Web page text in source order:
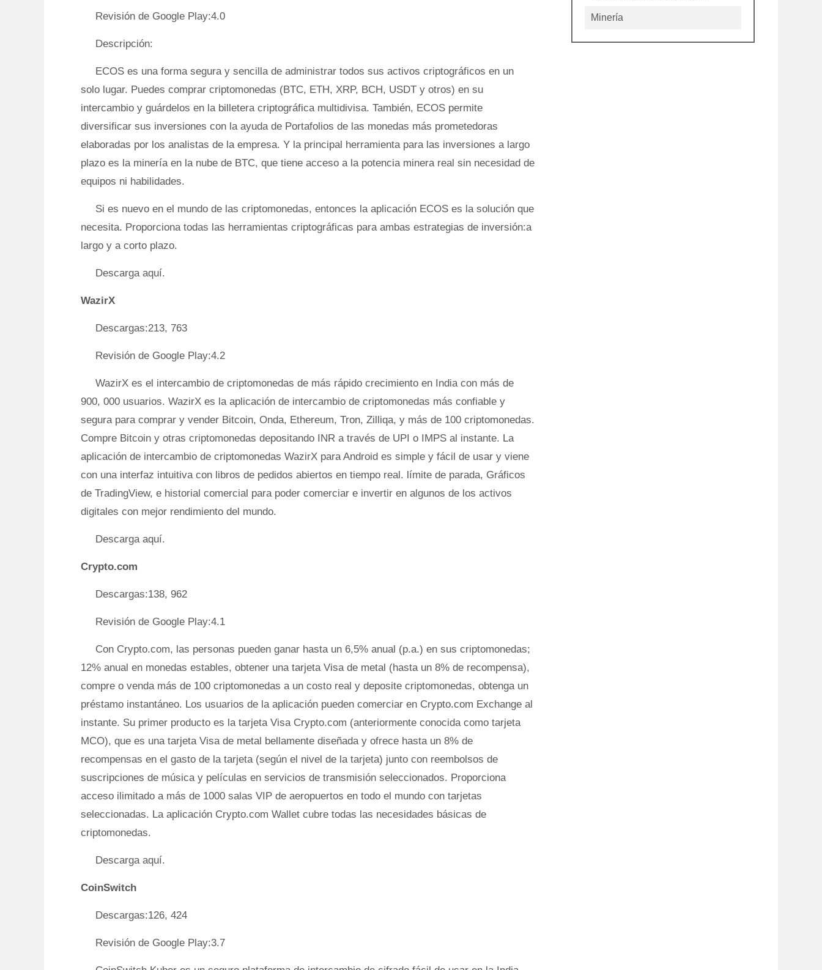
Revisión de Google Play:4.0
Descripción:
ECOS es una forma segura y sencilla de administrar todos sus activos criptográficos en un
solo lugar. Puedes comprar criptomonedas (BTC, ETH, XRP, BCH, USDT y otros) en su
intercambio y guárdelos en la billetera criptográfica multidivisa. También, ECOS permite
diversificar sus inversiones con la ayuda de Portafolios de las monedas más prometedoras
elaboradas por los analistas de la empresa. Y la principal herramienta para las inversiones a largo
plazo es la minería en la nube de BTC, que tiene acceso a la potencia minera real sin necesidad de
equipos ni habilidades.
Si es nuevo en el mundo de las criptomonedas, entonces la aplicación ECOS es la solución que
necesita. Proporciona todas las herramientas criptográficas para ambas estrategias de inversión:a
largo y a corto plazo.
Descarga aquí.
WazirX
Descargas:213, 763
Revisión de Google Play:4.2
WazirX es el intercambio de criptomonedas de más rápido crecimiento en India con más de
900, 000 usuarios. WazirX es la aplicación de intercambio de criptomonedas más confiable y
segura para comprar y vender Bitcoin, Onda, Ethereum, Tron, Zilliqa, y más de 100 criptomonedas.
Compre Bitcoin y otras criptomonedas depositando INR a través de UPI o IMPS al instante. La
aplicación de intercambio de criptomonedas WazirX para Android es simple y fácil de usar y viene
con una interfaz intuitiva con libros de pedidos abiertos en tiempo real. límite de parada, Gráficos
de TradingView, e historial comercial para poder comerciar e invertir en algunos de los activos
digitales con mejor rendimiento del mundo.
Descarga aquí.
Crypto.com
Descargas:138, 962
Revisión de Google Play:4.1
Con Crypto.com, las personas pueden ganar hasta un 6,5% anual (p.a.) en sus criptomonedas;
12% anual en monedas estables, obtener una tarjeta Visa de metal (hasta un 8% de recompensa),
compre o venda más de 100 criptomonedas a un costo real y deposite criptomonedas, obtenga un
préstamo instantáneo. Los usuarios de la aplicación pueden comerciar en Crypto.com Exchange al
instante. Su primer producto es la tarjeta Visa Crypto.com (anteriormente conocida como tarjeta
MCO), que es una tarjeta Visa de metal bellamente diseñada y ofrece hasta un 8% de
recompensas en el gasto de la tarjeta (según el nivel de la tarjeta) junto con reembolsos de
suscripciones de música y películas en servicios de transmisión seleccionados. Proporciona
acceso ilimitado a más de 1000 salas VIP de aeropuertos en todo el mundo con tarjetas
seleccionadas. La aplicación Crypto.com Wallet cubre todas las necesidades básicas de
criptomonedas.
Descarga aquí.
CoinSwitch
Descargas:126, 424
Revisión de Google Play:3.7
Minería